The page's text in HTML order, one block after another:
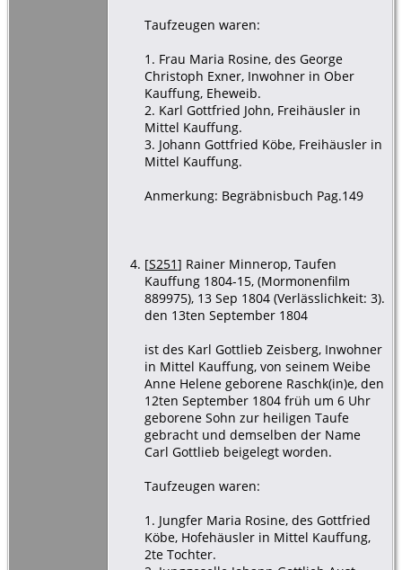
Taufzeugen waren:
1. Frau Maria Rosine, des George
Christoph Exner, Inwohner in Ober
Kauffung, Eheweib.
2. Karl Gottfried John, Freihäusler in
Mittel Kauffung.
3. Johann Gottfried Köbe, Freihäusler in
Mittel Kauffung.
Anmerkung: Begräbnisbuch Pag.149
[S251] Rainer Minnerop, Taufen
Kauffung 1804-15, (Mormonenfilm
889975), 13 Sep 1804 (Verlässlichkeit: 3).
den 13ten September 1804
ist des Karl Gottlieb Zeisberg, Inwohner
in Mittel Kauffung, von seinem Weibe
Anne Helene geborene Raschk(in)e, den
12ten September 1804 früh um 6 Uhr
geborene Sohn zur heiligen Taufe
gebracht und demselben der Name
Carl Gottlieb beigelegt worden.
Taufzeugen waren:
1. Jungfer Maria Rosine, des Gottfried
Köbe, Hofehäusler in Mittel Kauffung,
2te Tochter.